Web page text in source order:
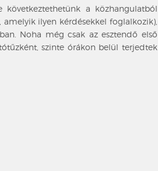
következtethetünk a közhangulatból
ilyen kérdésekkel foglalkozik),
Noha még csak az esztendő első
szinte órákon belül terjedtek